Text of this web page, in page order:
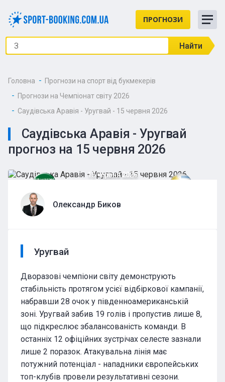
ПРОГНОЗИ
Найти
Головна
Прогнози на спорт від букмекерів
Прогнози на Чемпіонат світу 2026
Саудівська Аравія - Уругвай - 15 червня 2026
Саудівська Аравія - Уругвай
прогноз на 15 червня 2026
Саудівська Аравія
15 червня 2026
Олександр Биков
Уругвай
Дворазові чемпіони світу демонструють
стабільність протягом усієї відбіркової кампанії,
набравши 28 очок у південноамериканській
зоні. Уругвай забив 19 голів і пропустив лише 8,
що підкреслює збалансованість команди. В
останніх 12 офіційних зустрічах селесте зазнали
лише 2 поразок. Атакувальна лінія має
потужний потенціал - нападники європейських
топ-клубів провели результативні сезони.